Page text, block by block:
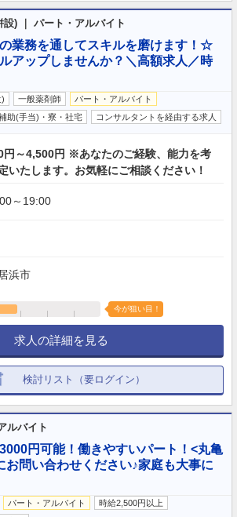
設) ｜ パート・アルバイト
の業務を通してスキルを磨けます！☆
アップしませんか？＼高額求人／時
一般薬剤師
パート・アルバイト
助(手当)・寮・社宅 コンサルタントを経由する求人
円～4,500円 ※あなたのご経験、能力を考
いたします。お気軽にご相談ください！
～19:00
浜市
今が狙い目！
求人の詳細を見る
検討リスト（要ログイン）
ルバイト
円可能！働きやすいパート！<丸亀
お問い合わせください♪家庭も大事に
パート・アルバイト
時給2,500円以上